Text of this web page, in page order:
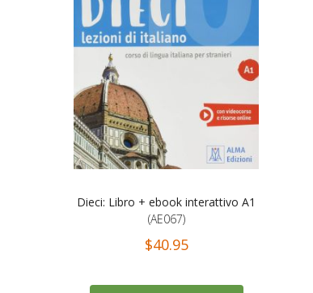
Dieci: Libro + ebook interattivo A1
(AE067)
$40.95